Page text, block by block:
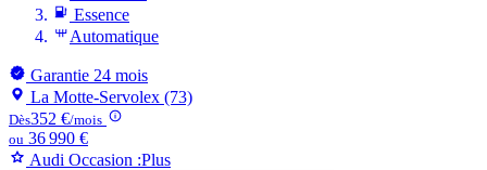
Essence
Automatique
Garantie 24 mois
La Motte-Servolex (73)
Dès352 €/mois
ou 36 990 €
Audi Occasion :Plus